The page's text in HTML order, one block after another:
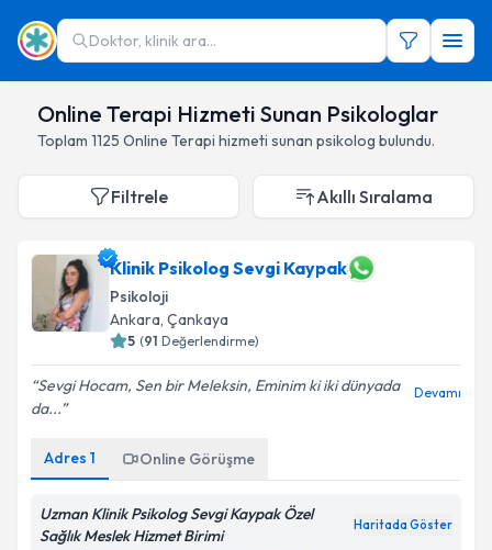
Doktor, klinik ara...
Online Terapi Hizmeti Sunan Psikologlar
Toplam 1125 Online Terapi hizmeti sunan psikolog bulundu.
Filtrele Akıllı Sıralama
Klinik Psikolog Sevgi Kaypak
Psikoloji
Ankara, Çankaya
5 (91 Değerlendirme)
Sevgi Hocam, Sen bir Meleksin, Eminim ki iki dünyada
da...
Devamı
Adres 1 Online Görüşme
Uzman Klinik Psikolog Sevgi Kaypak Özel
Sağlık Meslek Hizmet Birimi
Haritada Göster